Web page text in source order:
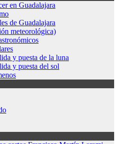
en Guadalajara
de Guadalajara
meteorológica)
y puesta de la luna
y puesta del sol